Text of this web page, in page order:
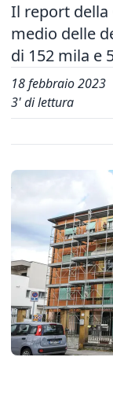
Il report della
medio delle
di 152 mila e
18 febbraio 2023
3' di lettura